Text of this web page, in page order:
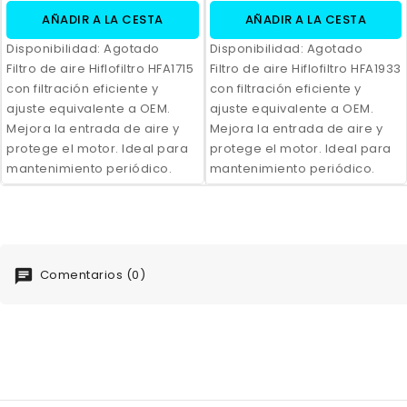
AÑADIR A LA CESTA
Disponibilidad: Agotado
Filtro de aire Hiflofiltro HFA1715
con filtración eficiente y
ajuste equivalente a OEM.
Mejora la entrada de aire y
protege el motor. Ideal para
mantenimiento periódico.
AÑADIR A LA CESTA
Disponibilidad: Agotado
Filtro de aire Hiflofiltro HFA1933
con filtración eficiente y
ajuste equivalente a OEM.
Mejora la entrada de aire y
protege el motor. Ideal para
mantenimiento periódico.
Comentarios (0)